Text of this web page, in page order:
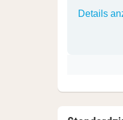
Details